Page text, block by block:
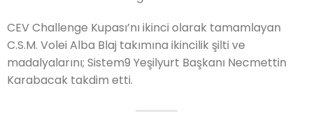
CEV Challenge Kupası’nı ikinci olarak tamamlayan
C.S.M. Volei Alba Blaj takımına ikincilik şilti ve
madalyalarını; Sistem9 Yeşilyurt Başkanı Necmettin
Karabacak takdim etti.